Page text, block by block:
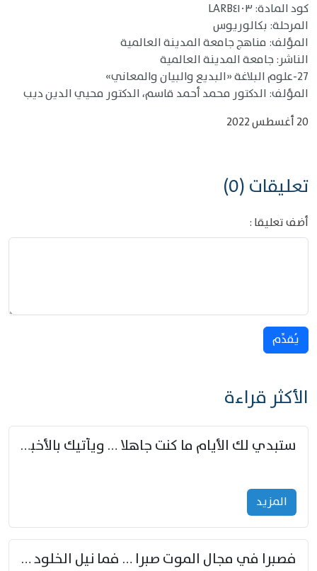
كود المادة: LARB٤١٠٣
المرحلة: بكالوريوس
المؤلف: مناهج جامعة المدينة العالمية
الناشر: جامعة المدينة العالمية
27-علوم البلاغة «البديع والبيان والمعاني»
المؤلف: الدكتور محمد أحمد قاسم، الدكتور محيي الدين ديب
20 أغسطس 2022
تعليقات (0)
أضف تعليقا :
يُقدِّم
الأكثر قراءة
ستبدي لك الأيام ما كنت جاهلا … ويأتيك بالأخبار من لم تزوّد
المزید
فصبرا في مجال الموت صبرا … فما نيل الخلود بمستطاع